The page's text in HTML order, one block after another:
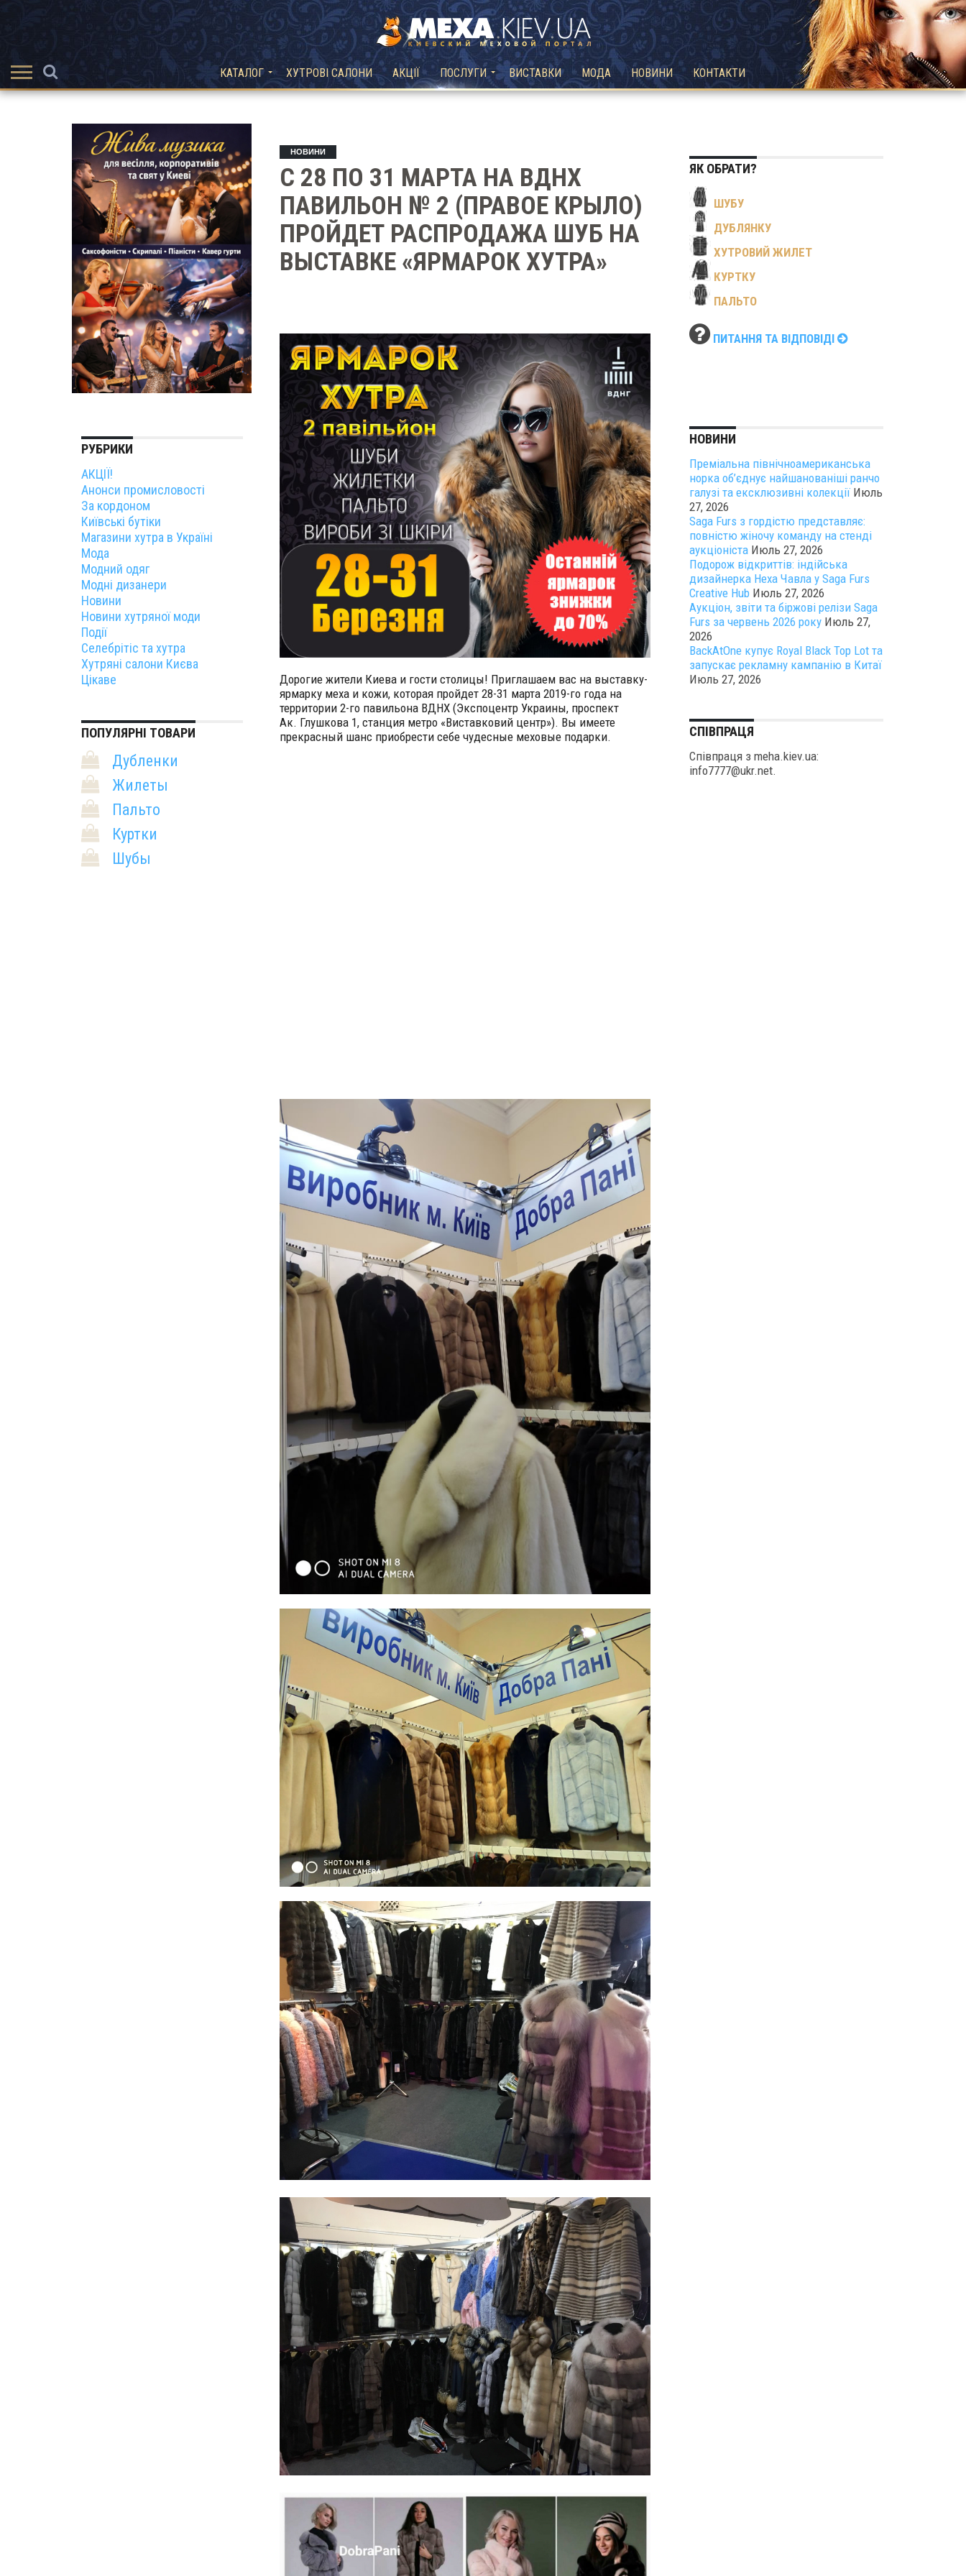
КАТАЛОГ ХУТРОВІ САЛОНИ АКЦІЇ ПОСЛУГИ ВИСТАВКИ МОДА НОВИНИ КОНТАКТИ
НОВИНИ
С 28 ПО 31 МАРТА НА ВДНХ
ПАВИЛЬОН № 2 (ПРАВОЕ КРЫЛО)
ПРОЙДЕТ РАСПРОДАЖА ШУБ НА
ВЫСТАВКЕ «ЯРМАРОК ХУТРА»
Дорогие жители Киева и гости столицы! Приглашаем вас на выставку-
ярмарку меха и кожи, которая пройдет 28-31 марта 2019-го года на
территории 2-го павильона ВДНХ (Экспоцентр Украины, проспект
Ак. Глушкова 1, станция метро «Виставковий центр»). Вы имеете
прекрасный шанс приобрести себе чудесные меховые подарки.
РУБРИКИ
АКЦІЇ!
Анонси промисловості
За кордоном
Київські бутіки
Магазини хутра в Україні
Мода
Модний одяг
Модні дизанери
Новини
Новини хутряної моди
Події
Селебрітіс та хутра
Хутряні салони Києва
Цікаве
ПОПУЛЯРНІ ТОВАРИ
Дубленки
Жилеты
Пальто
Куртки
Шубы
ЯК ОБРАТИ?
ШУБУ
ДУБЛЯНКУ
ХУТРОВИЙ ЖИЛЕТ
КУРТКУ
ПАЛЬТО
ПИТАННЯ ТА ВІДПОВІДІ
НОВИНИ
Преміальна північноамериканська
норка об’єднує найшанованіші ранчо
галузі та ексклюзивні колекції Июль
27, 2026
Saga Furs з гордістю представляє:
повністю жіночу команду на стенді
аукціоніста Июль 27, 2026
Подорож відкриттів: індійська
дизайнерка Неха Чавла у Saga Furs
Creative Hub Июль 27, 2026
Аукціон, звіти та біржові релізи Saga
Furs за червень 2026 року Июль 27,
2026
BackAtOne купує Royal Black Top Lot та
запускає рекламну кампанію в Китаї
Июль 27, 2026
СПІВПРАЦЯ
Співпраця з meha.kiev.ua:
info7777@ukr.net.